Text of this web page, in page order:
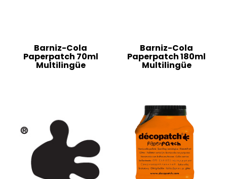
Barniz-Cola
Paperpatch 70ml
Multilingüe
Barniz-Cola
Paperpatch 180ml
Multilingüe